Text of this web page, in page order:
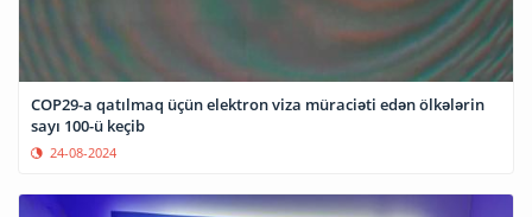
COP29-a qatılmaq üçün elektron viza müraciəti edən ölkələrin
sayı 100-ü keçib
24-08-2024